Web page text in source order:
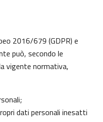
2016/679 (GDPR) e
può, secondo le
vigente normativa,
dati personali inesatti